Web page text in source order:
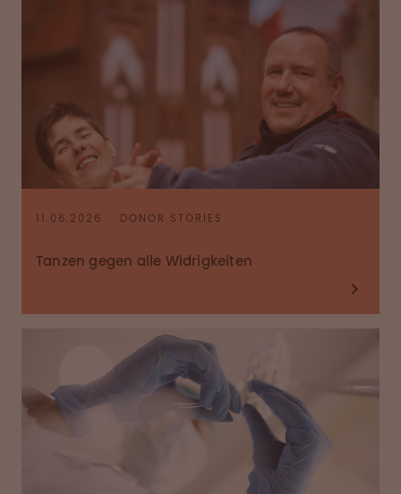
11.06.2026 DONOR STORIES
Tanzen gegen alle Widrigkeiten